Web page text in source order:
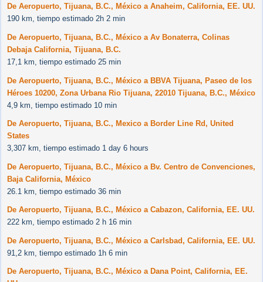
De Aeropuerto, Tijuana, B.C., México a Anaheim, California, EE. UU.
190 km, tiempo estimado 2h 2 min
De Aeropuerto, Tijuana, B.C., México a Av Bonaterra, Colinas
Debaja California, Tijuana, B.C.
17,1 km, tiempo estimado 25 min
De Aeropuerto, Tijuana, B.C., México a BBVA Tijuana, Paseo de los
Héroes 10200, Zona Urbana Rio Tijuana, 22010 Tijuana, B.C., México
4,9 km, tiempo estimado 10 min
De Aeropuerto, Tijuana, B.C., Mexico a Border Line Rd, United
States
3,307 km, tiempo estimado 1 day 6 hours
De Aeropuerto, Tijuana, B.C., México a Bv. Centro de Convenciones,
Baja California, México
26.1 km, tiempo estimado 36 min
De Aeropuerto, Tijuana, B.C., México a Cabazon, California, EE. UU.
222 km, tiempo estimado 2 h 16 min
De Aeropuerto, Tijuana, B.C., México a Carlsbad, California, EE. UU.
91,2 km, tiempo estimado 1h 6 min
De Aeropuerto, Tijuana, B.C., México a Dana Point, California, EE.